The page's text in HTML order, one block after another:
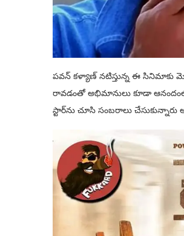
పవన్ కళ్యాణ్ నటిస్తున్న ఈ సినిమాకు
రావడంతో అభిమానులు కూడా
స్టార్‌ను చూసి సంబరాలు